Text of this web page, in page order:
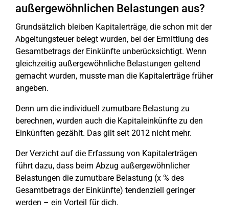
außergewöhnlichen Belastungen aus?
Grundsätzlich bleiben Kapitalerträge, die schon mit der
Abgeltungsteuer belegt wurden, bei der Ermittlung des
Gesamtbetrags der Einkünfte unberücksichtigt. Wenn
gleichzeitig außergewöhnliche Belastungen geltend
gemacht wurden, musste man die Kapitalerträge früher
angeben.
Denn um die individuell zumutbare Belastung zu
berechnen, wurden auch die Kapitaleinkünfte zu den
Einkünften gezählt. Das gilt seit 2012 nicht mehr.
Der Verzicht auf die Erfassung von Kapitalerträgen
führt dazu, dass beim Abzug außergewöhnlicher
Belastungen die zumutbare Belastung (x % des
Gesamtbetrags der Einkünfte) tendenziell geringer
werden – ein Vorteil für dich.